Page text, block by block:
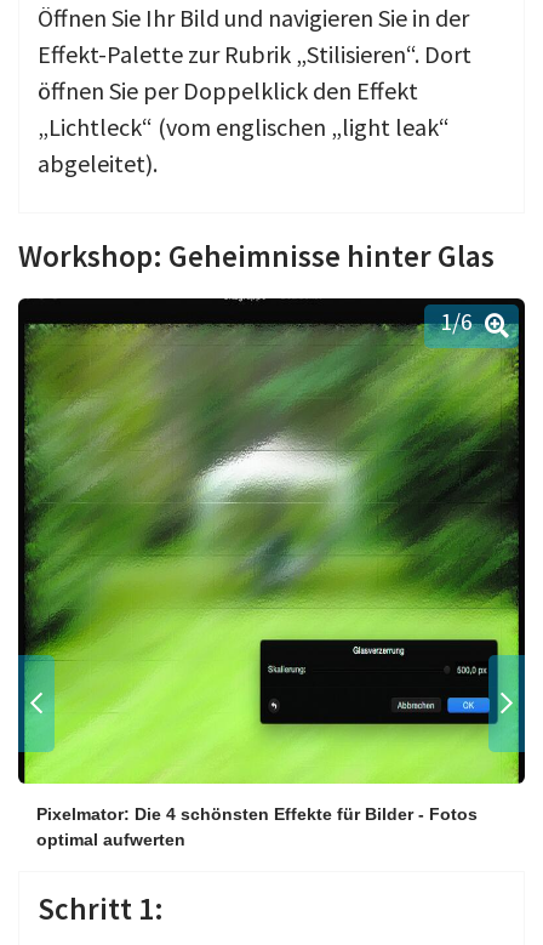
Öffnen Sie Ihr Bild und navigieren Sie in der
Effekt-Palette zur Rubrik „Stilisieren“. Dort
öffnen Sie per Doppelklick den Effekt
„Lichtleck“ (vom englischen „light leak“
abgeleitet).
Workshop: Geheimnisse hinter Glas
Pixelmator: Die 4 schönsten Effekte für Bilder - Fotos
optimal aufwerten
Schritt 1:
1/6